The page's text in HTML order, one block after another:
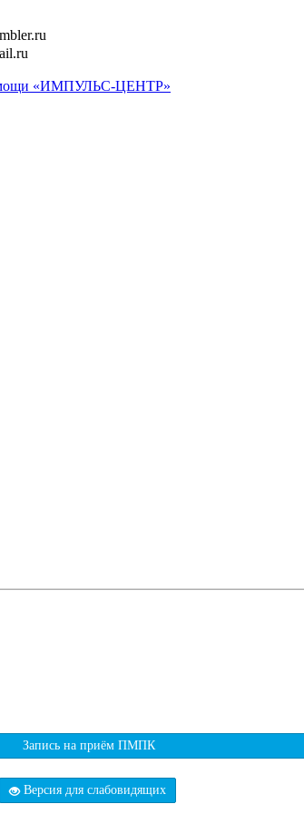
помощи «ИМПУЛЬС-ЦЕНТР»
Запись на приём ПМПК
Версия для слабовидящих